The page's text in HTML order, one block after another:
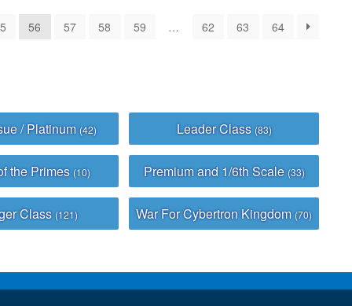
56 57 58 59 … 62 63 64
/ Platinum (42) Leader Class (83)
the Primes (10) Premium and 1/6th Scale (33)
Class (121) War For Cybertron Kingdom(70)